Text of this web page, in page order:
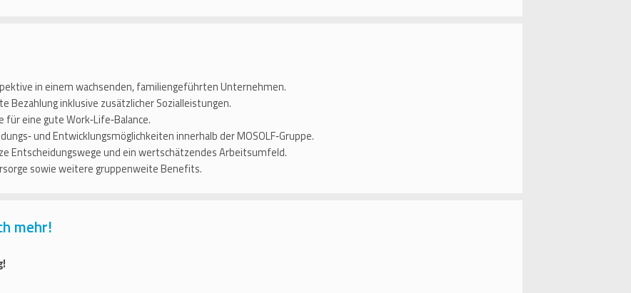
in einem wachsenden, familiengeführten Unternehmen.
Bezahlung inklusive zusätzlicher Sozialleistungen.
eine gute Work‑Life‑Balance.
und Entwicklungsmöglichkeiten innerhalb der MOSOLF‑Gruppe.
Entscheidungswege und ein wertschätzendes Arbeitsumfeld.
sowie weitere gruppenweite Benefits.
mehr!